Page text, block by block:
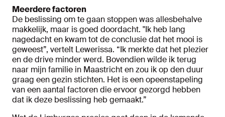
Meerdere factoren
De beslissing om te gaan stoppen was allesbehalve
makkelijk, maar is goed doordacht. "Ik heb lang
nagedacht en kwam tot de conclusie dat het mooi is
geweest”, vertelt Lewerissa. “Ik merkte dat het plezier
en de drive minder werd. Bovendien wilde ik terug
naar mijn familie in Maastricht en zou ik op den duur
graag een gezin stichten. Het is een opeenstapeling
van een aantal factoren die ervoor gezorgd hebben
dat ik deze beslissing heb gemaakt.”